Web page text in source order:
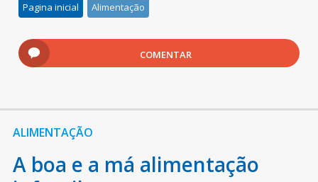
Pagina inicial Alimentação
COMENTAR
ALIMENTAÇÃO
A boa e a má alimentação